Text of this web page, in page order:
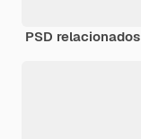
PSD relacionados